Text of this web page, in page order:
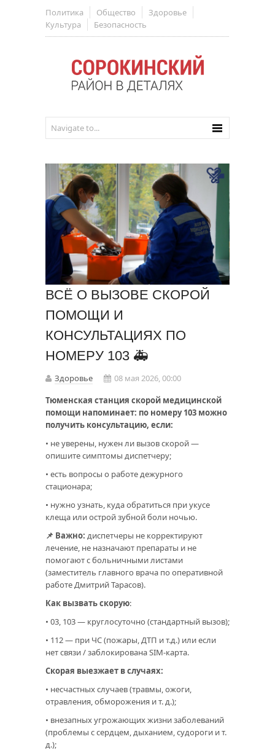
Политика Общество
Здоровье
Культура
Безопасность
ВСЁ О ВЫЗОВЕ СКОРОЙ
ПОМОЩИ И
КОНСУЛЬТАЦИЯХ ПО
НОМЕРУ 103 🚑
Здоровье
08 мая 2026, 00:00
Тюменская станция скорой медицинской
помощи напоминает: по номеру 103 можно
получить консультацию, если:
• не уверены, нужен ли вызов скорой —
опишите симптомы диспетчеру;
• есть вопросы о работе дежурного
стационара;
• нужно узнать, куда обратиться при укусе
клеща или острой зубной боли ночью.
📌 Важно: диспетчеры не корректируют
лечение, не назначают препараты и не
помогают с больничными листами
(заместитель главного врача по оперативной
работе Дмитрий Тарасов).
Как вызвать скорую:
• 03, 103 — круглосуточно (стандартный вызов);
• 112 — при ЧС (пожары, ДТП и т.д.) или если
нет связи / заблокирована SIM‑карта.
Скорая выезжает в случаях:
• несчастных случаев (травмы, ожоги,
отравления, обморожения и т. д.);
• внезапных угрожающих жизни заболеваний
(проблемы с сердцем, дыханием, судороги и т.
д.);